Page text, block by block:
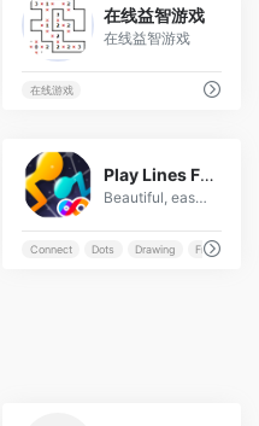
在线益智游戏
在线益智游戏
在线游戏
Play Lines FRVR
Beautiful, easy to learn dots and lines puzzle game
Connect Dots Drawing Free